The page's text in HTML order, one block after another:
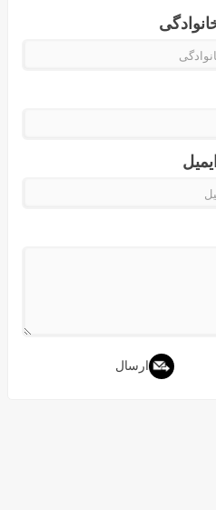
ارسال